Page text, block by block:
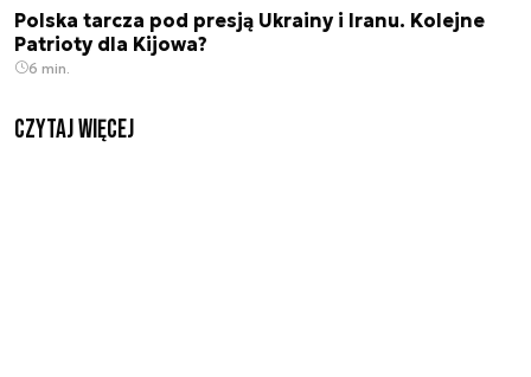
Polska tarcza pod presją Ukrainy i Iranu. Kolejne
Patrioty dla Kijowa?
6 min.
czytaj więcej